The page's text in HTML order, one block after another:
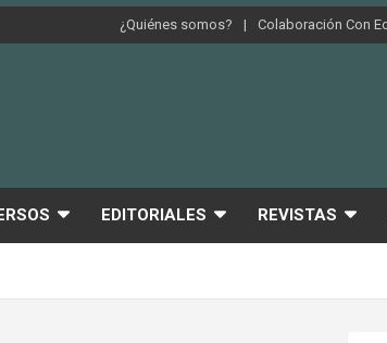
¿Quiénes somos? Colaboración Con
EDITORIALES REVISTAS